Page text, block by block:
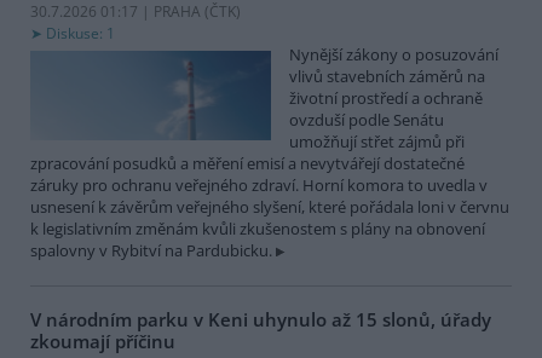
30.7.2026 01:17 | PRAHA (ČTK)
Diskuse: 1
Nynější zákony o posuzování
vlivů stavebních záměrů na
životní prostředí a ochraně
ovzduší podle Senátu
umožňují střet zájmů při
zpracování posudků a měření emisí a nevytvářejí dostatečné
záruky pro ochranu veřejného zdraví. Horní komora to uvedla v
usnesení k závěrům veřejného slyšení, které pořádala loni v červnu
k legislativním změnám kvůli zkušenostem s plány na obnovení
spalovny v Rybitví na Pardubicku.
V národním parku v Keni uhynulo až 15 slonů, úřady
zkoumají příčinu